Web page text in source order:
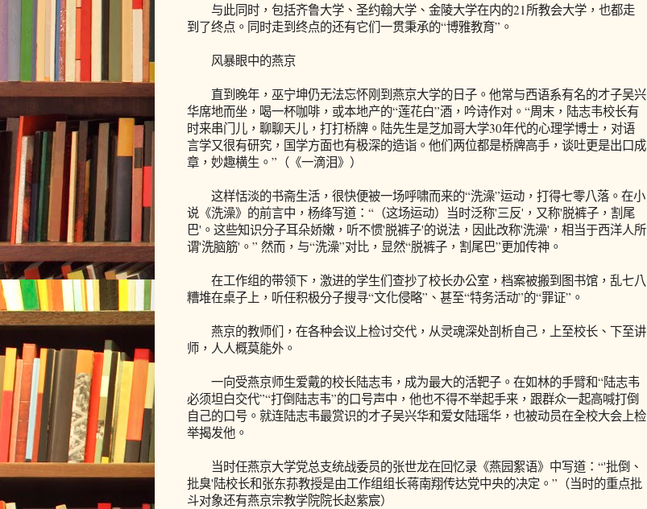
与此同时，包括齐鲁大学、圣约翰大学、金陵大学在内的21所教会大学，也都走
到了终点。同时走到终点的还有它们一贯秉承的“博雅教育”。
风暴眼中的燕京
直到晚年，巫宁坤仍无法忘怀刚到燕京大学的日子。他常与西语系有名的才子吴兴
华席地而坐，喝一杯咖啡，或本地产的“莲花白”酒，吟诗作对。“周末，陆志韦校长有
时来串门儿，聊聊天儿，打打桥牌。陆先生是芝加哥大学30年代的心理学博士，对语
言学又很有研究，国学方面也有极深的造诣。他们两位都是桥牌高手，谈吐更是出口成
章，妙趣横生。”（《一滴泪》）
这样恬淡的书斋生活，很快便被一场呼啸而来的“洗澡”运动，打得七零八落。在小
说《洗澡》的前言中，杨绛写道：“（这场运动）当时泛称'三反'，又称'脱裤子，割尾
巴'。这些知识分子耳朵娇嫩，听不惯'脱裤子'的说法，因此改称'洗澡'，相当于西洋人所
谓'洗脑筋'。” 然而，与“洗澡”对比，显然“脱裤子，割尾巴”更加传神。
在工作组的带领下，激进的学生们查抄了校长办公室，档案被搬到图书馆，乱七八
糟堆在桌子上，听任积极分子搜寻“文化侵略”、甚至“特务活动”的“罪证”。
燕京的教师们，在各种会议上检讨交代，从灵魂深处剖析自己，上至校长、下至讲
师，人人概莫能外。
一向受燕京师生爱戴的校长陆志韦，成为最大的活靶子。在如林的手臂和“陆志韦
必须坦白交代”“打倒陆志韦”的口号声中，他也不得不举起手来，跟群众一起高喊打倒
自己的口号。就连陆志韦最赏识的才子吴兴华和爱女陆瑶华，也被动员在全校大会上检
举揭发他。
当时任燕京大学党总支统战委员的张世龙在回忆录《燕园絮语》中写道：“'批倒、
批臭'陆校长和张东荪教授是由工作组组长蒋南翔传达党中央的决定。”（当时的重点批
斗对象还有燕京宗教学院院长赵紫宸）